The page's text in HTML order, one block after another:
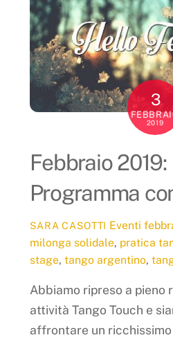
3
2019
Febbraio 2019:
Programma
SARA CASOTTI Eventi
milonga solidale, pratica
stage, tango argentino,
Abbiamo ripreso a pieno
attività Tango Touch e
affrontare un ricchissimo